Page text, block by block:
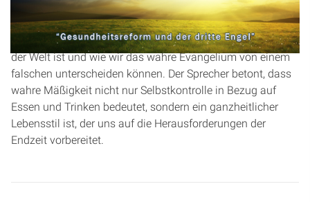
dreifache Engelsbotschaft und die Bedeutung von
Mäßigkeit und Selbstbeherrschung im christlichen Leben.
Er erklärt, wie das Evangelium die Lösung für die Probleme
der Welt ist und wie wir das wahre Evangelium von einem
falschen unterscheiden können. Der Sprecher betont, dass
wahre Mäßigkeit nicht nur Selbstkontrolle in Bezug auf
Essen und Trinken bedeutet, sondern ein ganzheitlicher
Lebensstil ist, der uns auf die Herausforderungen der
Endzeit vorbereitet.